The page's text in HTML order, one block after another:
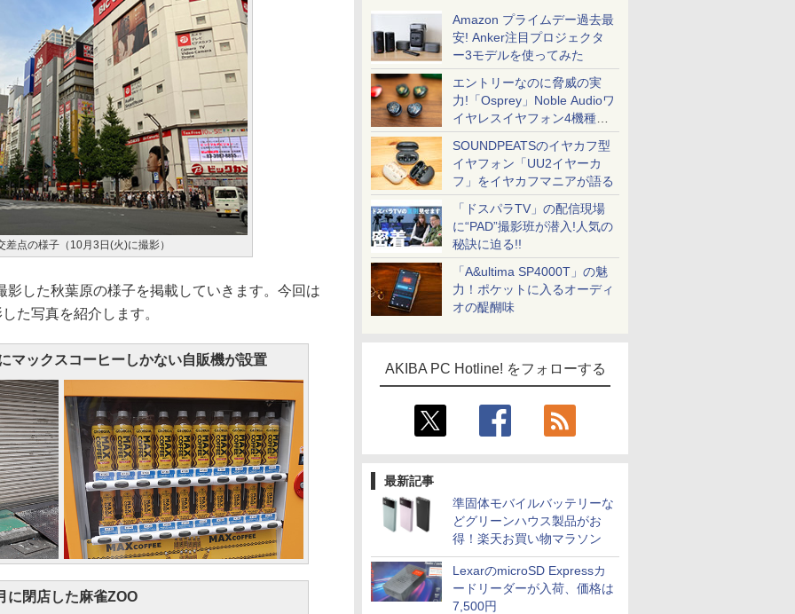
Amazon プライムデー過去最
安! Anker注目プロジェクタ
ー3モデルを使ってみた
エントリーなのに脅威の実
力!「Osprey」Noble Audioワ
イヤレスイヤフォン4機種を
一気に聴く
SOUNDPEATSのイヤカフ型
イヤフォン「UU2イヤーカ
フ」をイヤカフマニアが語る
「ドスパラTV」の配信現場
に“PAD”撮影班が潜入!人気の
秘訣に迫る!!
「A&ultima SP4000T」の魅
力！ポケットに入るオーディ
オの醍醐味
AKIBA PC Hotline! をフォローする
最新記事
準固体モバイルバッテリーな
どグリーンハウス製品がお
得！楽天お買い物マラソン
LexarのmicroSD Expressカ
ードリーダーが入荷、価格は
7,500円
点の様子（10月3日(火)に撮影）
した秋葉原の様子を掲載していきます。今回は
た写真を紹介します。
マックスコーヒーしかない自販機が設置
に閉店した麻雀ZOO